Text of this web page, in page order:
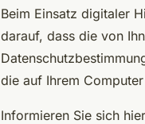
Beim Einsatz digitaler
darauf, dass die von
die auf Ihrem
Informieren Sie sich